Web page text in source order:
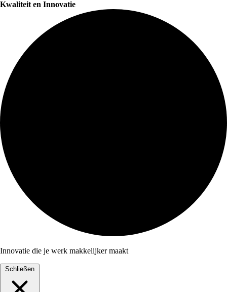
Kwaliteit en Innovatie
Innovatie die je werk makkelijker maakt
Schließen